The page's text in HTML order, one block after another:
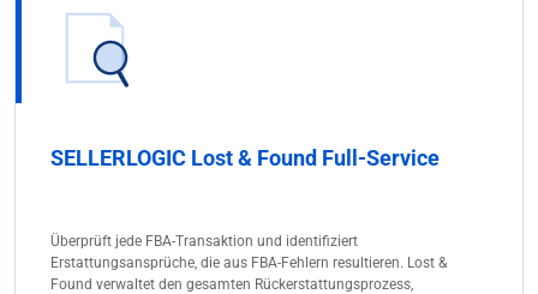
SELLERLOGIC Lost & Found Full-Service
Überprüft jede FBA-Transaktion und identifiziert
Erstattungsansprüche, die aus FBA-Fehlern resultieren. Lost &
Found verwaltet den gesamten Rückerstattungsprozess,